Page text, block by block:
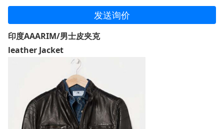
发送询价
印度AAARIM/男士皮夹克
leather Jacket